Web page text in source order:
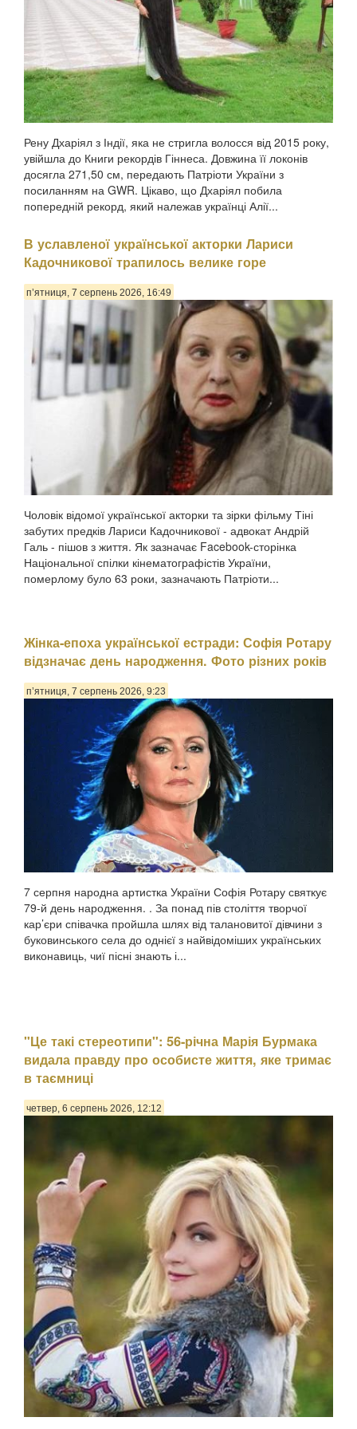
Рену Дхаріял з Індії, яка не стригла волосся від 2015 року,
увійшла до Книги рекордів Гіннеса. Довжина її локонів
досягла 271,50 см, передають Патріоти України з
посиланням на GWR. Цікаво, що Дхаріял побила
попередній рекорд, який належав українці Алії...
В уславленої української акторки Лариси
Кадочникової трапилось велике горе
п’ятниця, 7 серпень 2026, 16:49
Чоловік відомої української акторки та зірки фільму Тіні
забутих предків Лариси Кадочникової - адвокат Андрій
Галь - пішов з життя. Як зазначає Facebook-сторінка
Національної спілки кінематографістів України,
померлому було 63 роки, зазначають Патріоти...
Жінка-епоха української естради: Софія Ротару
відзначає день народження. Фото різних років
п’ятниця, 7 серпень 2026, 9:23
7 серпня народна артистка України Софія Ротару святкує
79-й день народження. . За понад пів століття творчої
кар’єри співачка пройшла шлях від талановитої дівчини з
буковинського села до однієї з найвідоміших українських
виконавиць, чиї пісні знають і...
"Це такі стереотипи": 56-річна Марія Бурмака
видала правду про особисте життя, яке тримає
в таємниці
четвер, 6 серпень 2026, 12:12